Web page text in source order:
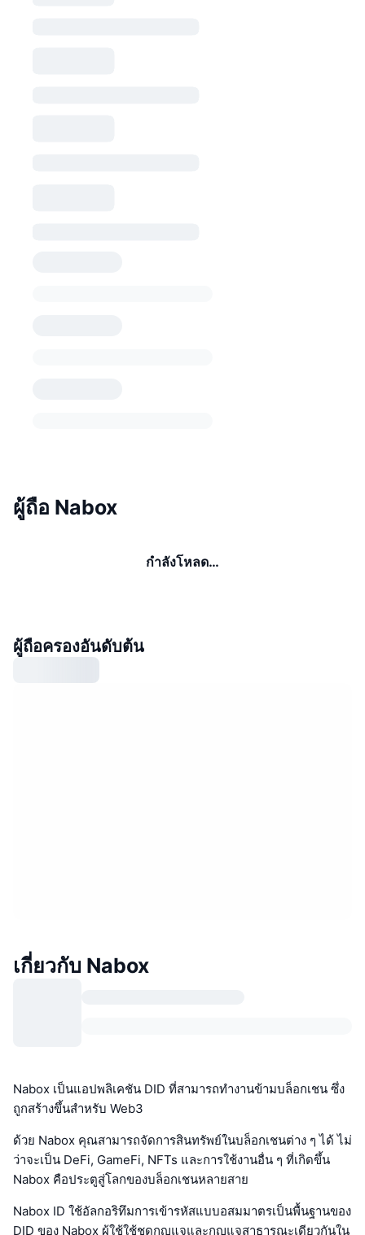
ผู้ถือ Nabox
กำลังโหลด…
ผู้ถือครองอันดับต้น
เกี่ยวกับ Nabox
Nabox เป็นแอปพลิเคชัน DID ที่สามารถทำงานข้ามบล็อกเชน ซึ่ง
ถูกสร้างขึ้นสำหรับ Web3
ด้วย Nabox คุณสามารถจัดการสินทรัพย์ในบล็อกเชนต่าง ๆ ได้ ไม่
ว่าจะเป็น DeFi, GameFi, NFTs และการใช้งานอื่น ๆ ที่เกิดขึ้น
Nabox คือประตูสู่โลกของบล็อกเชนหลายสาย
Nabox ID ใช้อัลกอริทึมการเข้ารหัสแบบอสมมาตรเป็นพื้นฐานของ
DID ของ Nabox ผู้ใช้ใช้ชุดกุญแจและกุญแจสาธารณะเดียวกันใน